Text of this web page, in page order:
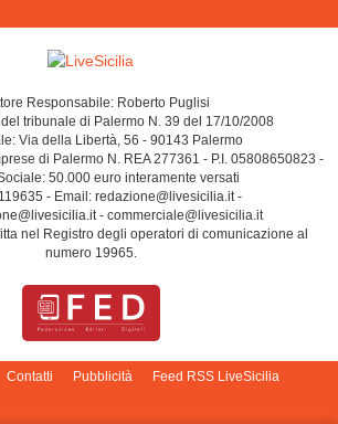
Responsabile: Roberto Puglisi
tribunale di Palermo N. 39 del 17/10/2008
Via della Libertà, 56 - 90143 Palermo
di Palermo N. REA 277361 - P.I. 05808650823 -
50.000 euro interamente versati
- Email: redazione@livesicilia.it -
- commerciale@livesicilia.it
nel Registro degli operatori di comunicazione al
numero 19965.
Contatti Pubblicità Feed RSS LiveSicilia